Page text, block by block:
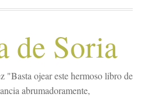
de Soria
"Basta ojear este hermoso libro de
abrumadoramente,